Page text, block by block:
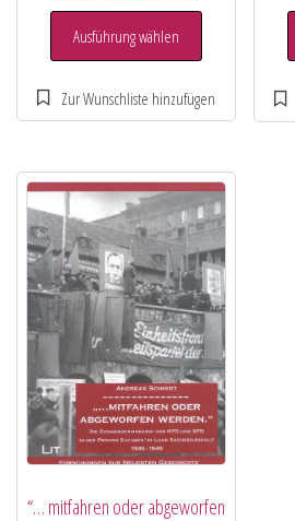
Ausführung wählen
“… mitfahren oder abgeworfen